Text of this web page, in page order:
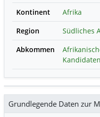
Kontinent
Afrika
Region
Südliches
Abkommen
Kandidaten
Grundlegende Daten zur